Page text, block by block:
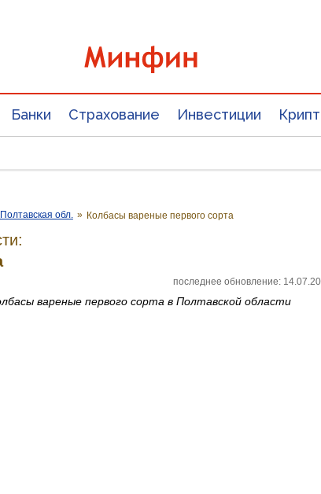
Банки Страхование Инвестиции
Полтавская обл. » Колбасы вареные первого сорта
последнее обновление:
вареные первого сорта в Полтавской области